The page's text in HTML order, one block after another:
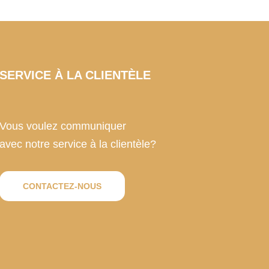
SERVICE À LA CLIENTÈLE
Vous voulez communiquer
avec notre service à la clientèle?
CONTACTEZ-NOUS